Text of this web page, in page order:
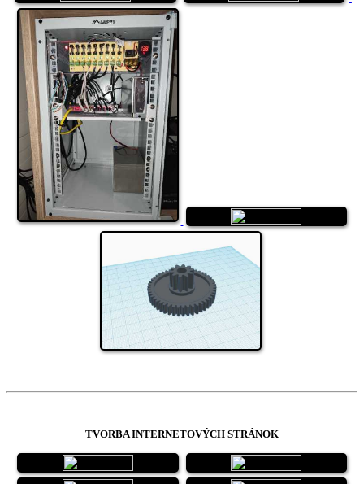
TVORBA INTERNETOVÝCH STRÁNOK